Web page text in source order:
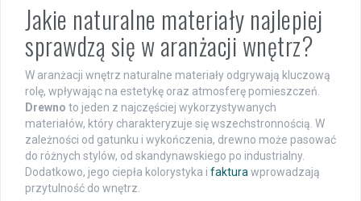
Jakie naturalne materiały najlepiej
sprawdzą się w aranżacji wnętrz?
W aranżacji wnętrz naturalne materiały odgrywają kluczową
rolę, wpływając na estetykę oraz atmosferę pomieszczeń.
Drewno to jeden z najczęściej wykorzystywanych
materiałów, który charakteryzuje się wszechstronnością. W
zależności od gatunku i wykończenia, drewno może pasować
do różnych stylów, od skandynawskiego po industrialny.
Dodatkowo, jego ciepła kolorystyka i fakturawprowadzają
przytulność do wnętrz.